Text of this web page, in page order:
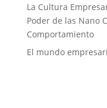
La Cultura
Poder de las Nano
Comportamiento
El mundo